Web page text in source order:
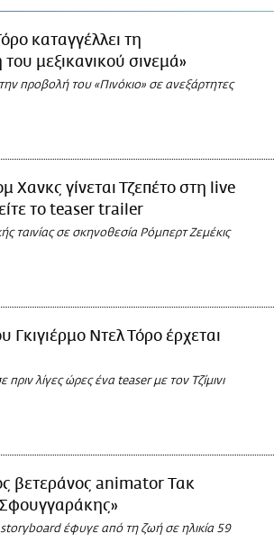
καταγγέλλει τη
μεξικανικού σινεμά»
προβολή του «Πινόκιο» σε ανεξάρτητες
Χανκς γίνεται Τζεπέτο στη live
το teaser trailer
ταινίας σε σκηνοθεσία Ρόμπερτ Ζεμέκις
Γκιγιέρμο Ντελ Τόρο έρχεται
λίγες ώρες ένα teaser με τον Τζίμινι
βετεράνος animator Τακ
έφυγε από τη ζωή σε ηλικία 59